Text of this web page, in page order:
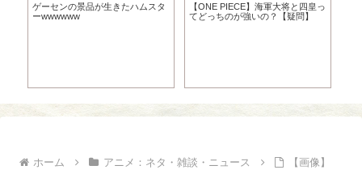
ゲーセンの景品が生きたハムスタ
ーwwwwww
【ONE PIECE】海軍大将と四皇っ
てどっちのが強いの？【疑問】
ホーム アニメ：ネタ・雑談・ニュース
【画像】